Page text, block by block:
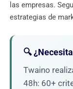
las empresas.
estrategias de
🔍
Twaino
48h: 60+